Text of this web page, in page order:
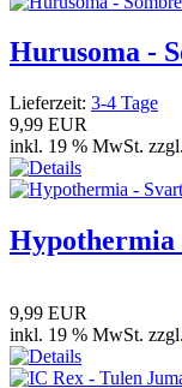
Hurusoma -
Lieferzeit: 3-4 Tage
9,99 EUR
inkl. 19 % MwSt. zzgl.
Hypothermia
9,99 EUR
inkl. 19 % MwSt. zzgl.